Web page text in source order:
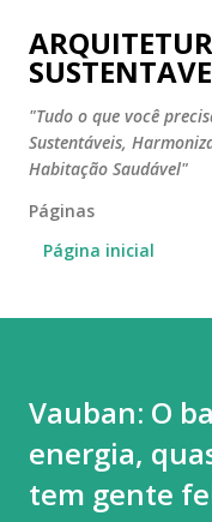
Pular
"Tudo o que você
Sustentáveis,
Habitação Saudável"
Páginas
Página inicial
Vauban: O
energia,
tem gente